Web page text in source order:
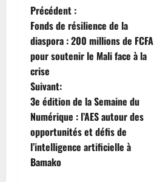
N
a
v
i
g
a
t
Précédent :
Fonds de résilience de la
diaspora : 200 millions de FCFA
pour soutenir le Mali face à la
crise
Suivant:
3e édition de la Semaine du
Numérique : l’AES autour des
opportunités et défis de
l’intelligence artificielle à
Bamako